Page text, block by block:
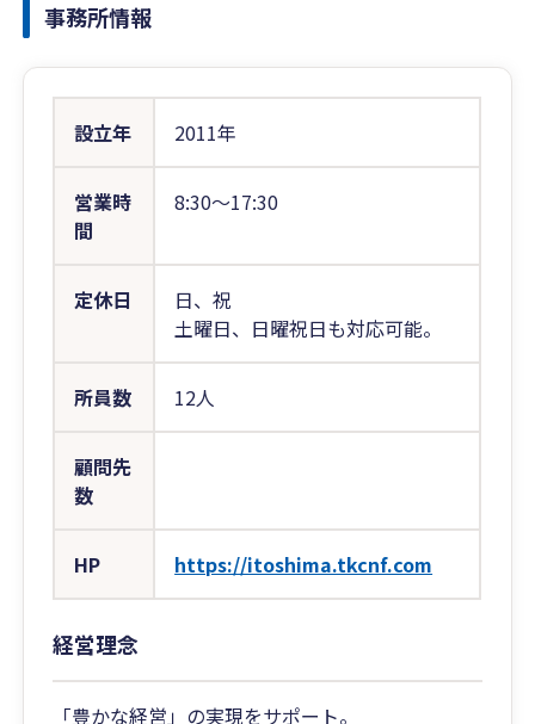
事務所情報
設立年 2011年
営業時
間
8:30〜17:30
定休日
日、祝
土曜日、日曜祝日も対応可能。
所員数 12人
顧問先
数
HP https://itoshima.tkcnf.com
経営理念
「豊かな経営」の実現をサポート。